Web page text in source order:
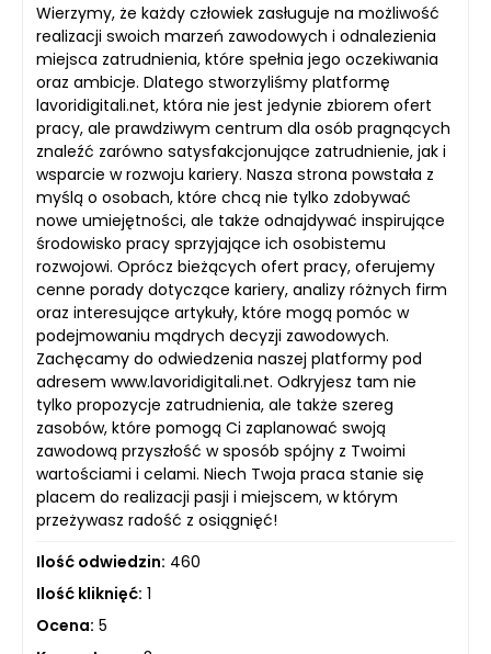
Wierzymy, że każdy człowiek zasługuje na możliwość
realizacji swoich marzeń zawodowych i odnalezienia
miejsca zatrudnienia, które spełnia jego oczekiwania
oraz ambicje. Dlatego stworzyliśmy platformę
lavoridigitali.net, która nie jest jedynie zbiorem ofert
pracy, ale prawdziwym centrum dla osób pragnących
znaleźć zarówno satysfakcjonujące zatrudnienie, jak i
wsparcie w rozwoju kariery. Nasza strona powstała z
myślą o osobach, które chcą nie tylko zdobywać
nowe umiejętności, ale także odnajdywać inspirujące
środowisko pracy sprzyjające ich osobistemu
rozwojowi. Oprócz bieżących ofert pracy, oferujemy
cenne porady dotyczące kariery, analizy różnych firm
oraz interesujące artykuły, które mogą pomóc w
podejmowaniu mądrych decyzji zawodowych.
Zachęcamy do odwiedzenia naszej platformy pod
adresem www.lavoridigitali.net. Odkryjesz tam nie
tylko propozycje zatrudnienia, ale także szereg
zasobów, które pomogą Ci zaplanować swoją
zawodową przyszłość w sposób spójny z Twoimi
wartościami i celami. Niech Twoja praca stanie się
placem do realizacji pasji i miejscem, w którym
przeżywasz radość z osiągnięć!
Ilość odwiedzin: 460
Ilość kliknięć: 1
Ocena: 5